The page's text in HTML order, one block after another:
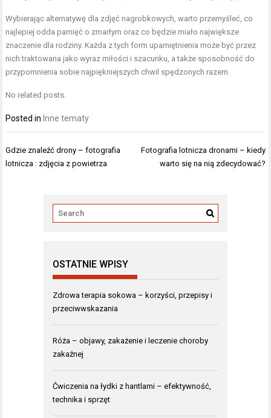
Wybierając alternatywę dla zdjęć nagrobkowych, warto przemyśleć, co
najlepiej odda pamięć o zmarłym oraz co będzie miało największe
znaczenie dla rodziny. Każda z tych form upamiętnienia może być przez
nich traktowana jako wyraz miłości i szacunku, a także sposobność do
przypomnienia sobie najpiękniejszych chwil spędzonych razem.
No related posts.
Posted in Inne tematy
Nawigacja
wpisu
Gdzie znaleźć drony – fotografia
lotnicza : zdjęcia z powietrza
Fotografia lotnicza dronami – kiedy
warto się na nią zdecydować?
OSTATNIE WPISY
Zdrowa terapia sokowa – korzyści, przepisy i
przeciwwskazania
Róża – objawy, zakażenie i leczenie choroby
zakaźnej
Ćwiczenia na łydki z hantlami – efektywność,
technika i sprzęt